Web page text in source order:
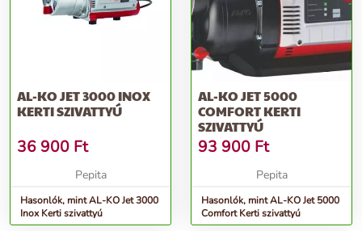
regisztrációval: 3 év; 1300 W; 1300W, max. szívómélység 8 m, max.
szállítási magasság 50 m, 5000 l/ó, ca. 2500 üzemüra, 3 év garancia
AL-KO JET 3000 INOX
KERTI SZIVATTYÚ
36 900 Ft
Pepita
Hasonlók, mint AL-KO Jet 3000
Inox Kerti szivattyú
AL-KO JET 5000
COMFORT KERTI
SZIVATTYÚ
93 900 Ft
Pepita
Hasonlók, mint AL-KO Jet 5000
Comfort Kerti szivattyú